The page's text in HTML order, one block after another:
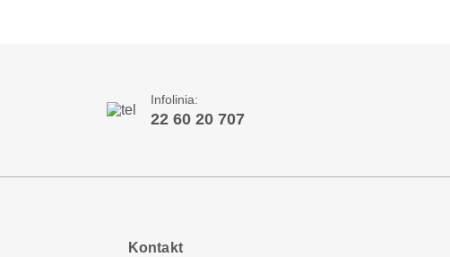
Infolinia:
22 60 20 707
Kontakt